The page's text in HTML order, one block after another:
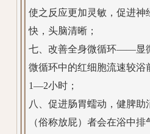
使之反应更加灵敏，促进神
快，头脑清晰；
七、改善全身微循环——显
微循环中的红细胞流速较浴
1—2小时；
八、促进肠胃蠕动，健脾
（俗称放屁）者会在浴中